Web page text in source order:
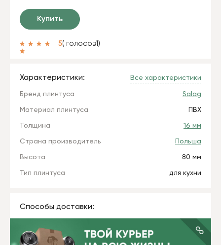
Купить
5( голосов1 )
Характеристики: Все характеристики
Бренд плинтуса Salag
Материал плинтуса ПВХ
Толщина 16 мм
Страна производитель Польша
Высота 80 мм
Тип плинтуса для кухни
Способы доставки: